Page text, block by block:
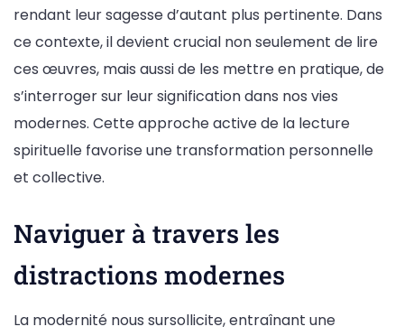
rendant leur sagesse d’autant plus pertinente. Dans
ce contexte, il devient crucial non seulement de lire
ces œuvres, mais aussi de les mettre en pratique, de
s’interroger sur leur signification dans nos vies
modernes. Cette approche active de la lecture
spirituelle favorise une transformation personnelle
et collective.
Naviguer à travers les
distractions modernes
La modernité nous sursollicite, entraînant une